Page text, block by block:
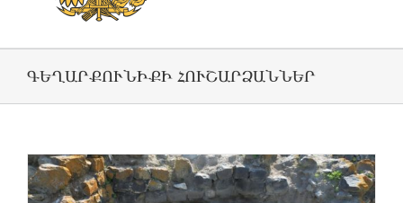
ԳԵՂԱՐՔՈՒՆԻՔԻ ՀՈՒՇԱՐՁԱՆՆԵՐ